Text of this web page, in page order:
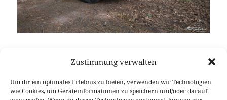
Zustimmung verwalten
Um dir ein optimales Erlebnis zu bieten, verwenden wir Technologien
wie Cookies, um Geräteinformationen zu speichern und/oder darauf
Der „I’m a Renegade“-Jeep oder auch „der schönste
Renegade teilt sich die Plattform mit dem Fiat 500X –